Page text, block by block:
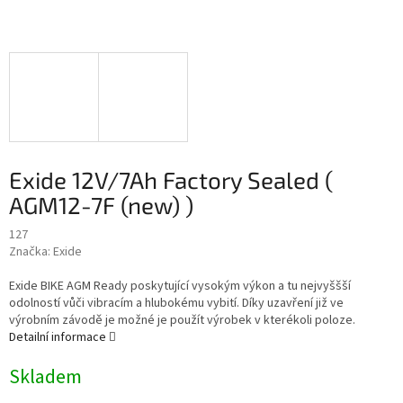
Exide 12V/7Ah Factory Sealed (
AGM12-7F (new) )
127
Značka: Exide
Skladem
Exide BIKE AGM Ready poskytující vysokým výkon a tu nejvyššší
odolností vůči vibracím a hlubokému vybití. Díky uzavření již ve
výrobním závodě je možné je použít výrobek v kterékoli poloze.
Detailní informace